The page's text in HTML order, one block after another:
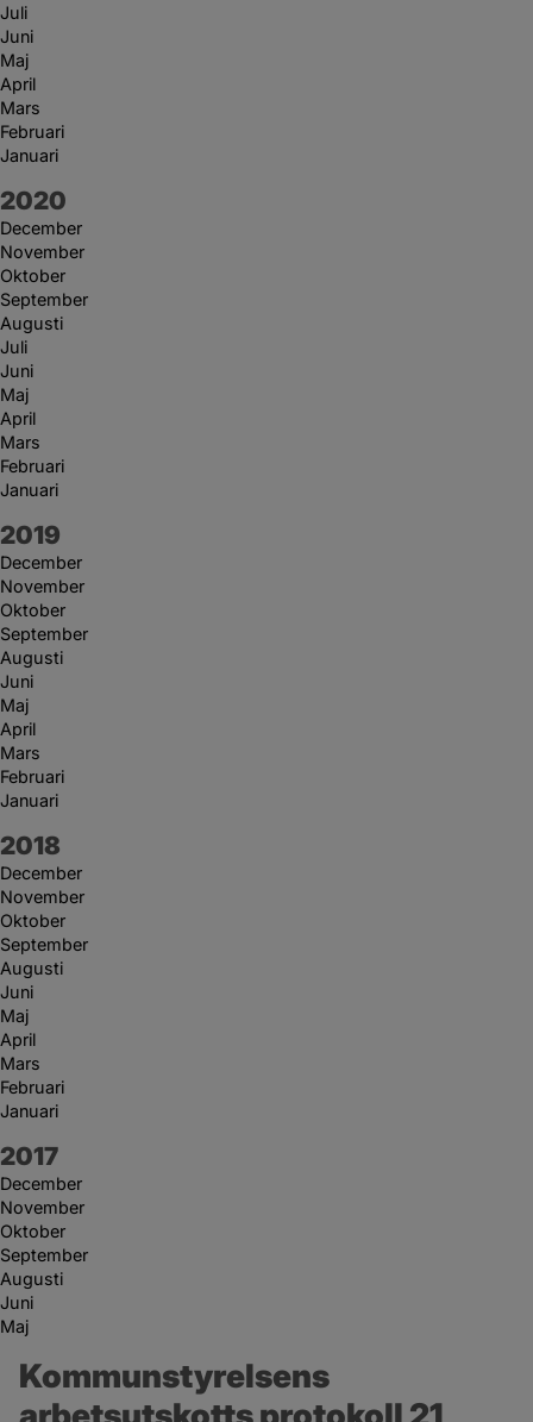
Juli
Juni
Maj
April
Mars
Februari
Januari
År:
2020
December
November
Oktober
September
Augusti
Juli
Juni
Maj
April
Mars
Februari
Januari
År:
2019
December
November
Oktober
September
Augusti
Juni
Maj
April
Mars
Februari
Januari
År:
2018
December
November
Oktober
September
Augusti
Juni
Maj
April
Mars
Februari
Januari
År:
2017
December
November
Oktober
September
Augusti
Juni
Maj
Kommunstyrelsens